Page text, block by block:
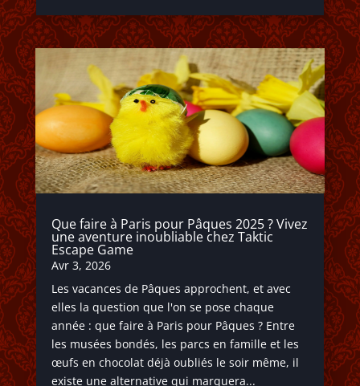
Que faire à Paris pour Pâques 2025 ? Vivez
une aventure inoubliable chez Taktic
Escape Game
Avr 3, 2026
Les vacances de Pâques approchent, et avec
elles la question que l'on se pose chaque
année : que faire à Paris pour Pâques ? Entre
les musées bondés, les parcs en famille et les
œufs en chocolat déjà oubliés le soir même, il
existe une alternative qui marquera...